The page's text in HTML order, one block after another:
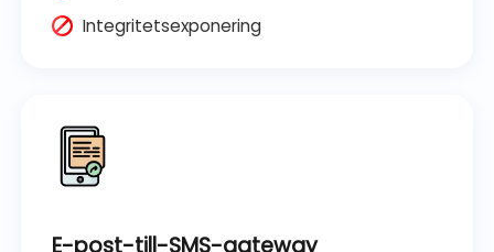
Integritetsexponering
E-post-till-SMS-gateway